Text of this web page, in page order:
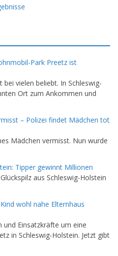
Park Preetz ist
vielen beliebt. In Schleswig-
Ort zum Ankommen und
– Polizei findet Mädchen tot
Mädchen vermisst. Nun wurde
Tipper gewinnt Millionen
aus Schleswig-Holstein
wohl nahe Elternhaus
und Einsatzkräfte um eine
in Schleswig-Holstein. Jetzt gibt